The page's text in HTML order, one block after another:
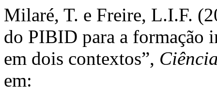
Milaré, T. e Freire, L.I.F.
do PIBID para a formação
em dois contextos”,
em: